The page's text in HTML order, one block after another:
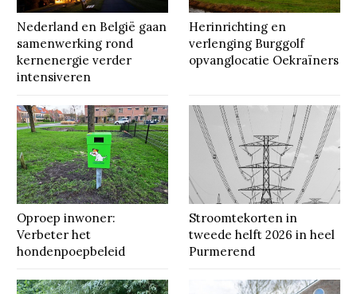
Nederland en België gaan
samenwerking rond
kernenergie verder
intensiveren
Herinrichting en
verlenging Burggolf
opvanglocatie Oekraïners
Oproep inwoner:
Verbeter het
hondenpoepbeleid
Stroomtekorten in
tweede helft 2026 in heel
Purmerend